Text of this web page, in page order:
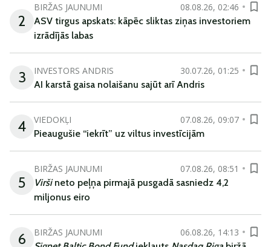
2
BIRŽAS JAUNUMI
08.08.26, 02:46
ASV tirgus apskats: kāpēc sliktas ziņas investoriem
izrādījās labas
3 INVESTORS ANDRIS
30.07.26, 01:25
AI karstā gaisa nolaišanu sajūt arī Andris
4 VIEDOKĻI
07.08.26, 09:07
Pieaugušie “iekrīt” uz viltus investīcijām
5
BIRŽAS JAUNUMI
07.08.26, 08:51
Viršineto peļņa pirmajā pusgadā sasniedz 4,2
miljonus eiro
6 BIRŽAS JAUNUMI
06.08.26, 14:13